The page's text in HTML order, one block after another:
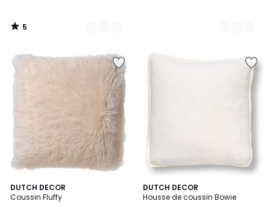
5
/
DUTCH DECOR
Coussin Fluffy
20
Couleurs
DUTCH DECOR
Housse de coussin Bowie
12
Couleurs